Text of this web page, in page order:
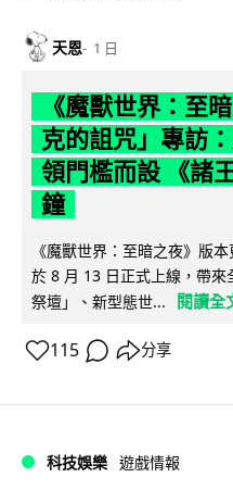
天恩 1 日
《魔獸世界：至
克的詛咒」專訪
領門檻而設 《諸
鐘
《魔獸世界：至暗之夜》版
於 8 月 13 日正式上線，帶
祭壇」、新型態世...
閱讀全
115 分享
科技娛樂 遊戲情報